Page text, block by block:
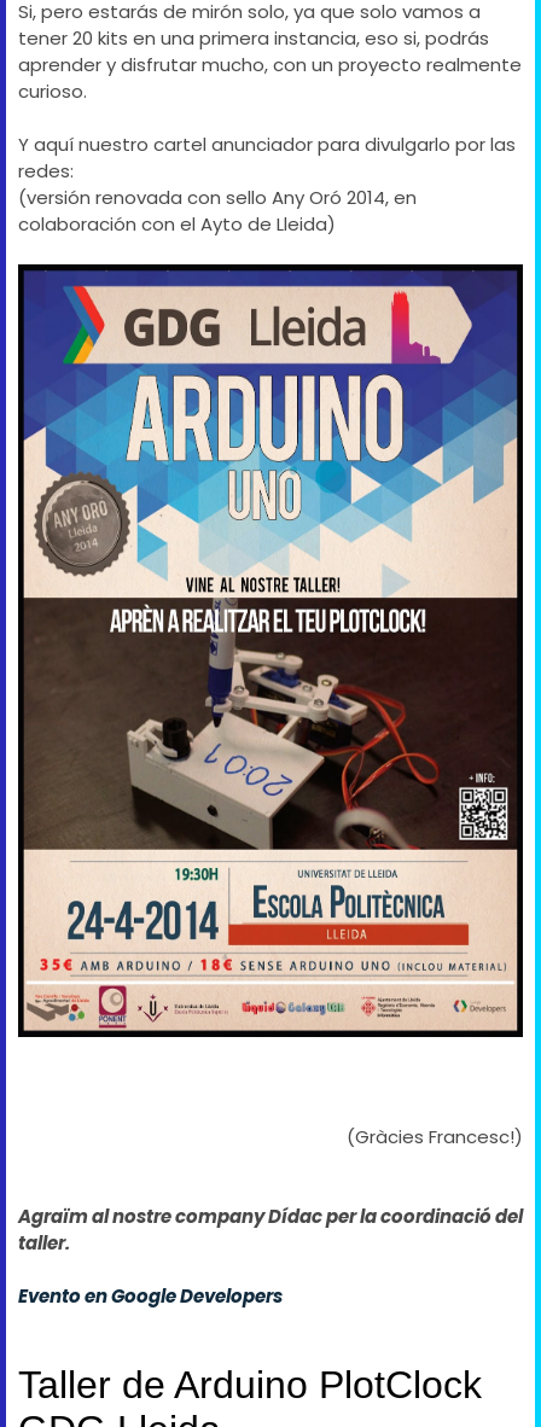
Si, pero estarás de mirón solo, ya que solo vamos a
tener 20 kits en una primera instancia, eso si, podrás
aprender y disfrutar mucho, con un proyecto realmente
curioso.
Y aquí nuestro cartel anunciador para divulgarlo por las
redes:
(versión renovada con sello Any Oró 2014, en
colaboración con el Ayto de Lleida)
(Gràcies Francesc!)
Agraïm al nostre company Dídac per la coordinació del
taller.
Evento en Google Developers